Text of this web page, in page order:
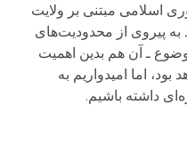
اسلامی مبتنی بر ولايت
به پيروی از محدوديت‌های
ـ آن هم بدين اهميت
اما اميدواريم به
داشته باشيم.